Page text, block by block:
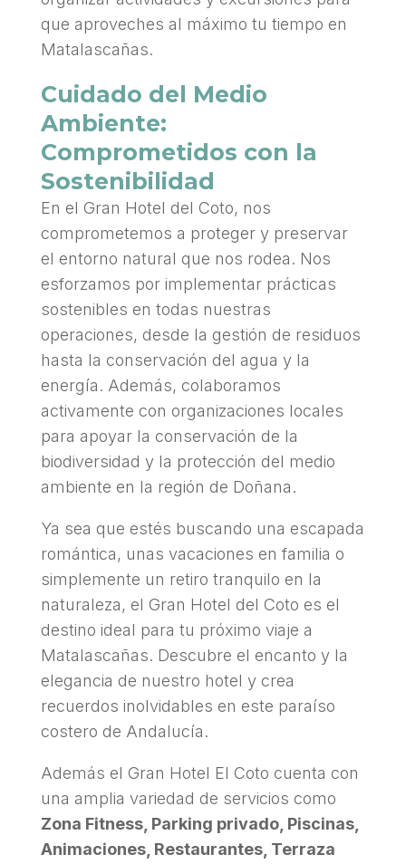
que aproveches al máximo tu tiempo en
Matalascañas.
Cuidado del Medio
Ambiente:
Comprometidos con la
Sostenibilidad
En el Gran Hotel del Coto, nos
comprometemos a proteger y preservar
el entorno natural que nos rodea. Nos
esforzamos por implementar prácticas
sostenibles en todas nuestras
operaciones, desde la gestión de residuos
hasta la conservación del agua y la
energía. Además, colaboramos
activamente con organizaciones locales
para apoyar la conservación de la
biodiversidad y la protección del medio
ambiente en la región de Doñana.
Ya sea que estés buscando una escapada
romántica, unas vacaciones en familia o
simplemente un retiro tranquilo en la
naturaleza, el Gran Hotel del Coto es el
destino ideal para tu próximo viaje a
Matalascañas. Descubre el encanto y la
elegancia de nuestro hotel y crea
recuerdos inolvidables en este paraíso
costero de Andalucía.
Además el Gran Hotel El Coto cuenta con
una amplia variedad de servicios como
Zona Fitness, Parking privado, Piscinas,
Animaciones, Restaurantes, Terraza